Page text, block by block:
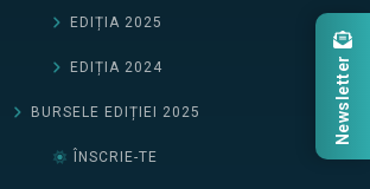
EDIȚIA 2025
EDIȚIA 2024
BURSELE EDIȚIEI 2025
ÎNSCRIE-TE
Newsletter